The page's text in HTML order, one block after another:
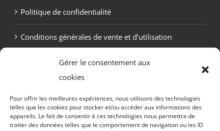
Gérer le consentement aux
cookies
Pour offrir les meilleures expériences, nous utilisons des technologies
telles que les cookies pour stocker et/ou accéder aux informations des
appareils. Le fait de consentir à ces technologies nous permettra de
traiter des données telles que le comportement de navigation ou les ID
Politique de confidentialité
Conditions générales de vente et d’utilisation
Politique de cookies (UE)